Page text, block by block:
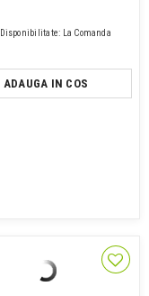
Disponibilitate: La Comanda
ADAUGA IN COS